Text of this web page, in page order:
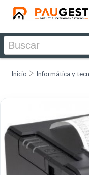
Inicio Informática y